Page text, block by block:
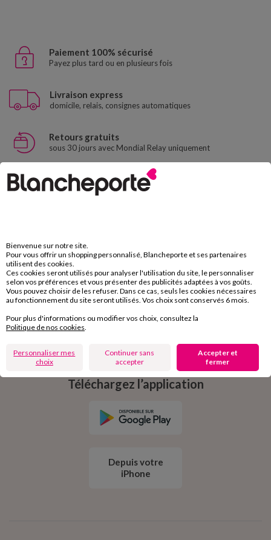
Paiement 100% sécurisé
Payez plus tard ou en plusieurs fois
Livraison express
domicile, relais, consignes automatiques
Retours gratuits
sous 30 jours avec Mondial Relay uniquement
Service clients
par chat et par téléphone
de 8h00 à 20h00 du lundi au samedi
en vous inscrivant à la newsletter
dès 20€ d’achat
conditions dans votre email de confirmation
Téléchargez l’application
Depuis votre
iPhone
Bienvenue sur notre site.
Pour vous offrir un shopping personnalisé, Blancheporte et ses partenaires
utilisent des cookies.
Ces cookies seront utilisés pour analyser l'utilisation du site, le personnaliser
selon vos préférences et vous présenter des publicités adaptées à vos goûts.
Vous pouvez choisir de les refuser. Dans ce cas, seuls les cookies nécessaires
au fonctionnement du site seront utilisés. Vos choix sont conservés 6 mois.
Pour plus d'informations ou modifier vos choix, consultez la
Politique de nos cookies
Personnaliser mes
choix
Continuer sans
accepter
Accepter et
fermer